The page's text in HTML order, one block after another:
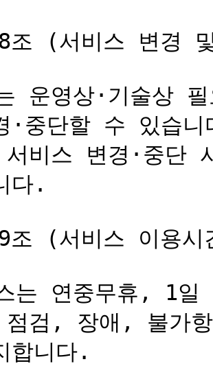
조 (서비스 변경
운영상·기술상
·중단할 수 있습
비스 변경·중단
다.
조 (서비스 이용시
는 연중무휴, 1일
검, 장애, 불가
합니다.